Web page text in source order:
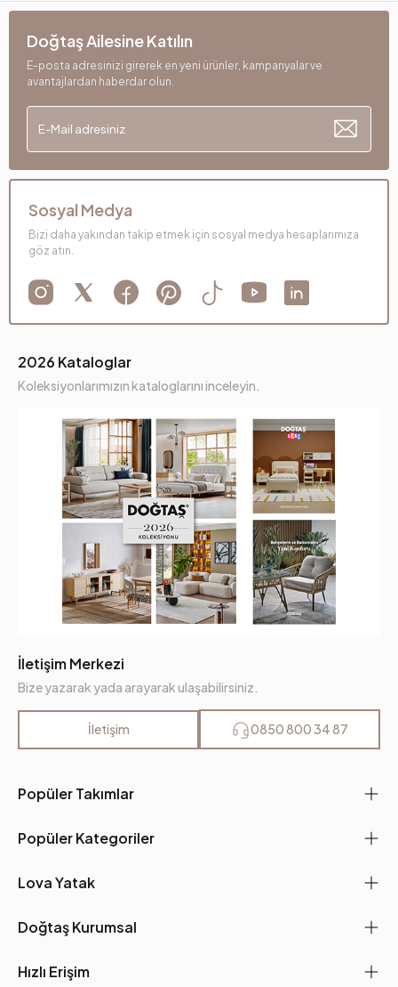
Popüler Takımlar
Popüler Kategoriler
Lova Yatak
Doğtaş Kurumsal
Hızlı Erişim
2026 Kataloglar
Koleksiyonlarımızın kataloglarını inceleyin.
İletişim Merkezi
Bize yazarak yada arayarak ulaşabilirsiniz.
İletişim 0850 800 34 87
Doğtaş Ailesine Katılın
E-posta adresinizi girerek en yeni ürünler, kampanyalar ve
avantajlardan haberdar olun.
Sosyal Medya
Bizi daha yakından takip etmek için sosyal medya hesaplarımıza
göz atın.